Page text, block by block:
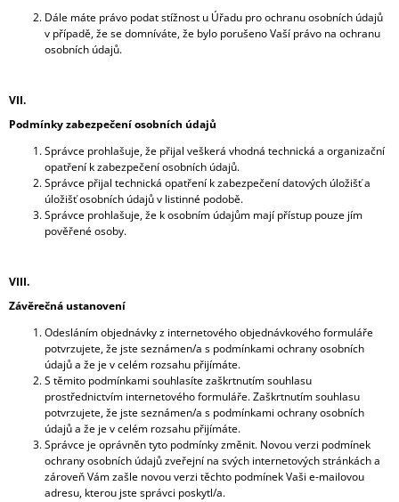
Dále máte právo podat stížnost u Úřadu pro ochranu osobních údajů
v případě, že se domníváte, že bylo porušeno Vaší právo na ochranu
osobních údajů.
VII.
Podmínky zabezpečení osobních údajů
Správce prohlašuje, že přijal veškerá vhodná technická a organizační
opatření k zabezpečení osobních údajů.
Správce přijal technická opatření k zabezpečení datových úložišť a
úložišť osobních údajů v listinné podobě.
Správce prohlašuje, že k osobním údajům mají přístup pouze jím
pověřené osoby.
VIII.
Závěrečná ustanovení
Odesláním objednávky z internetového objednávkového formuláře
potvrzujete, že jste seznámen/a s podmínkami ochrany osobních
údajů a že je v celém rozsahu přijímáte.
S těmito podmínkami souhlasíte zaškrtnutím souhlasu
prostřednictvím internetového formuláře. Zaškrtnutím souhlasu
potvrzujete, že jste seznámen/a s podmínkami ochrany osobních
údajů a že je v celém rozsahu přijímáte.
Správce je oprávněn tyto podmínky změnit. Novou verzi podmínek
ochrany osobních údajů zveřejní na svých internetových stránkách a
zároveň Vám zašle novou verzi těchto podmínek Vaši e-mailovou
adresu, kterou jste správci poskytl/a.